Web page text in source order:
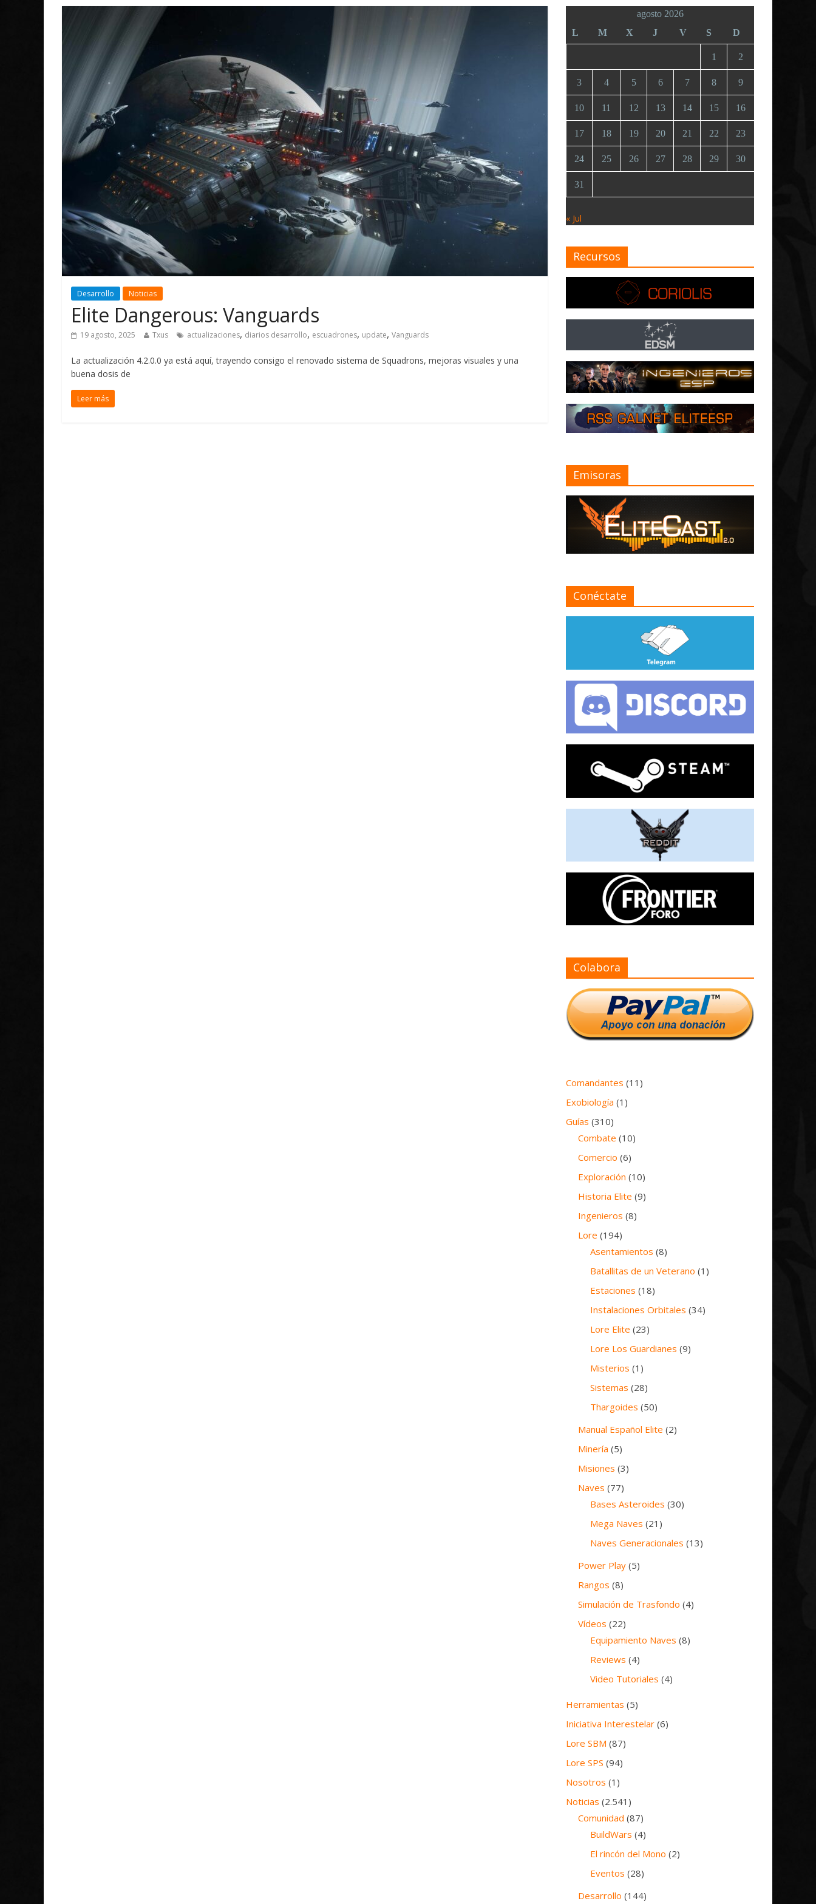
Desarrollo Noticias
Elite Dangerous: Vanguards
19 agosto, 2025 Txus actualizaciones, diarios desarrollo, escuadrones, update, Vanguards
La actualización 4.2.0.0 ya está aquí, trayendo consigo el renovado sistema de Squadrons, mejoras visuales y una
buena dosis de
Leer más
agosto 2026
L
M X J V S D
1 2
3 4 5 6 7 8 9
10 11 12 13 14 15 16
17 18 19 20 21 22 23
24 25 26 27 28 29 30
31
« Jul
Recursos
Emisoras
Conéctate
Colabora
Comandantes (11)
Exobiología (1)
Guías (310)
Combate (10)
Comercio (6)
Exploración (10)
Historia Elite (9)
Ingenieros (8)
Lore (194)
Asentamientos (8)
Batallitas de un Veterano (1)
Estaciones (18)
Instalaciones Orbitales (34)
Lore Elite (23)
Lore Los Guardianes (9)
Misterios (1)
Sistemas (28)
Thargoides (50)
Manual Español Elite (2)
Minería (5)
Misiones (3)
Naves (77)
Bases Asteroides (30)
Mega Naves (21)
Naves Generacionales (13)
Power Play (5)
Rangos (8)
Simulación de Trasfondo (4)
Vídeos (22)
Equipamiento Naves (8)
Reviews (4)
Video Tutoriales (4)
Herramientas (5)
Iniciativa Interestelar (6)
Lore SBM (87)
Lore SPS (94)
Nosotros (1)
Noticias (2.541)
Comunidad (87)
BuildWars (4)
El rincón del Mono (2)
Eventos (28)
Desarrollo (144)